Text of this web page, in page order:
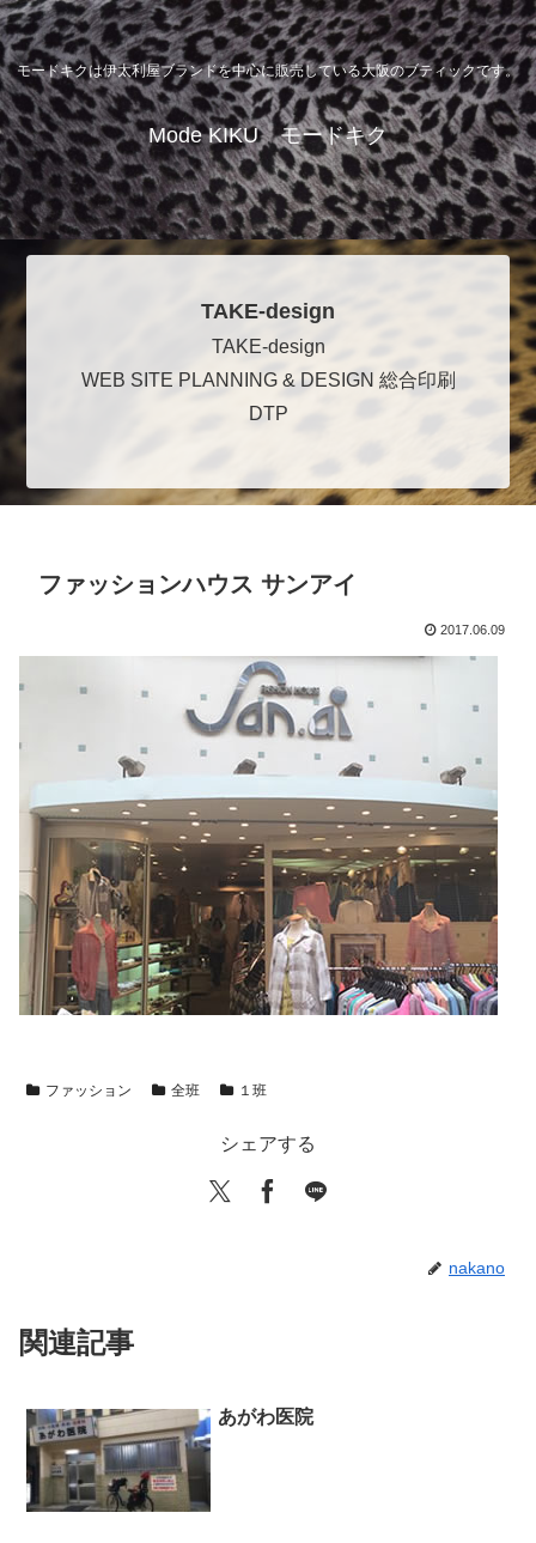
モードキクは伊太利屋ブランドを中心に販売している大阪のブティックです。
Mode KIKU モードキク
TAKE-design
TAKE-design
WEB SITE PLANNING & DESIGN 総合印刷
DTP
ファッションハウス サンアイ
2017.06.09
ファッション 全班 １班
シェアする
nakano
関連記事
あがわ医院